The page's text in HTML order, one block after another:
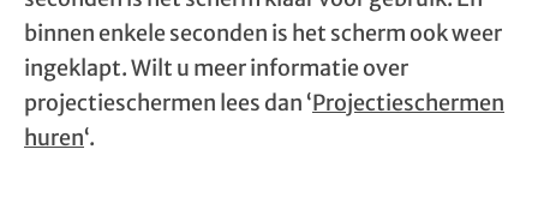
binnen enkele seconden is het scherm ook weer
ingeklapt. Wilt u meer informatie over
projectieschermen lees dan ‘Projectieschermen
huren‘.